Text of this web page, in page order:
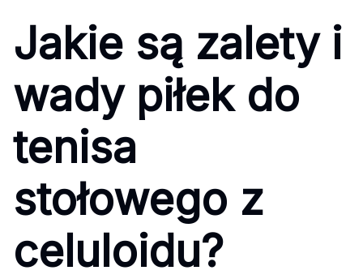
Jakie są zalety i
wady piłek do
tenisa
stołowego z
celuloidu?